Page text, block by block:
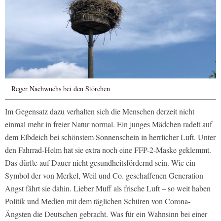
Reger Nachwuchs bei den Störchen
Im Gegensatz dazu verhalten sich die Menschen derzeit nicht
einmal mehr in freier Natur normal. Ein junges Mädchen radelt auf
dem Elbdeich bei schönstem Sonnenschein in herrlicher Luft. Unter
den Fahrrad-Helm hat sie extra noch eine FFP-2-Maske geklemmt.
Das dürfte auf Dauer nicht gesundheitsfördernd sein. Wie ein
Symbol der von Merkel, Weil und Co. geschaffenen Generation
Angst fährt sie dahin. Lieber Muff als frische Luft – so weit haben
Politik und Medien mit dem täglichen Schüren von Corona-
Ängsten die Deutschen gebracht. Was für ein Wahnsinn bei einer